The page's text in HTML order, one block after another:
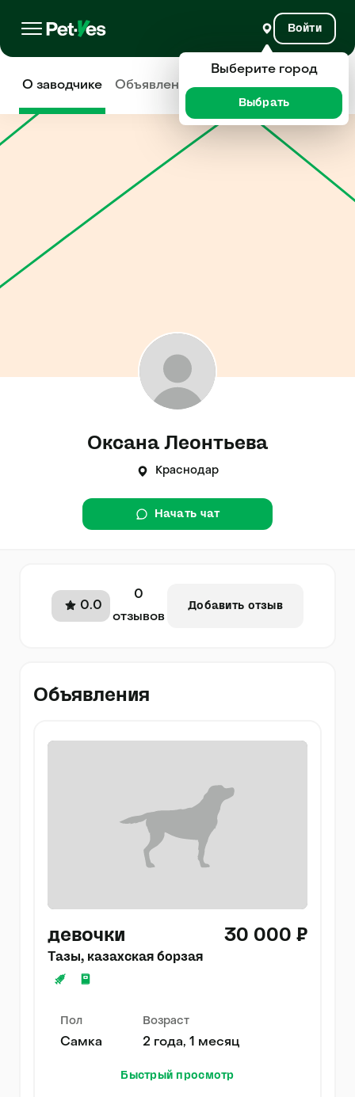
Войти
О заводчике Объявления Отзывы
Оксана Леонтьева
Краснодар
Начать чат
0.0
0
отзывов
Добавить отзыв
Объявления
девочки 30 000 ₽
Тазы, казахская борзая
Пол
Самка
Возраст
2 года, 1 месяц
Быстрый просмотр
Выберите город
Выбрать